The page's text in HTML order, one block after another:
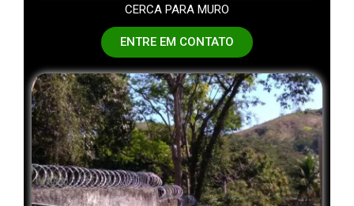
CERCA PARA MURO
ENTRE EM CONTATO